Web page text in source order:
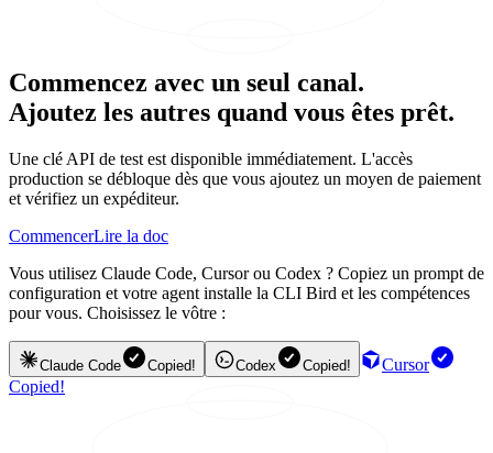
Commencez avec un seul canal.
Ajoutez les autres quand vous êtes prêt.
Une clé API de test est disponible immédiatement. L'accès
production se débloque dès que vous ajoutez un moyen de paiement
et vérifiez un expéditeur.
CommencerLire la doc
Vous utilisez Claude Code, Cursor ou Codex ? Copiez un prompt de
configuration et votre agent installe la CLI Bird et les compétences
pour vous. Choisissez le vôtre :
Claude Code Copied! Codex Copied!
Cursor
Copied!